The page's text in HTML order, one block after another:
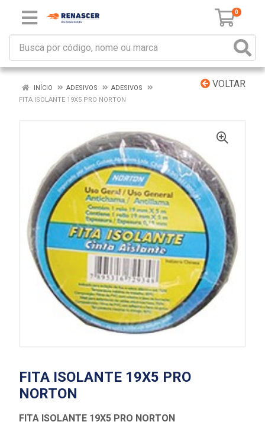
0
VOLTAR
INÍCIO ADESIVOS
ADESIVOS
FITA ISOLANTE 19X5 PRO NORTON
FITA ISOLANTE 19X5 PRO
NORTON
FITA ISOLANTE 19X5 PRO NORTON